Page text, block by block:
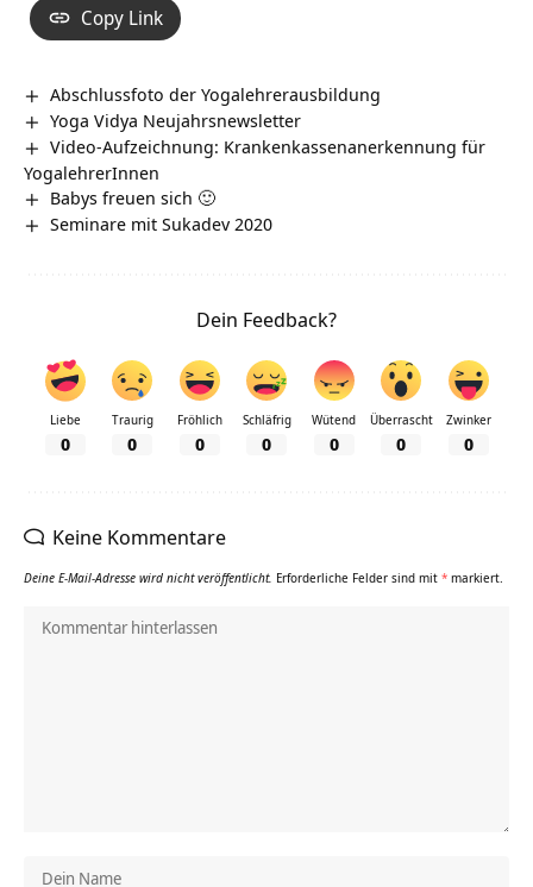
Copy Link
Abschlussfoto der Yogalehrerausbildung
Yoga Vidya Neujahrsnewsletter
Video-Aufzeichnung: Krankenkassenanerkennung für
YogalehrerInnen
Babys freuen sich 🙂
Seminare mit Sukadev 2020
Dein Feedback?
Liebe
0
Traurig
0
Fröhlich
0
Schläfrig
0
Wütend
0
Überrascht
0
Zwinker
0
Keine Kommentare
Deine E-Mail-Adresse wird nicht veröffentlicht. Erforderliche Felder sind mit * markiert.